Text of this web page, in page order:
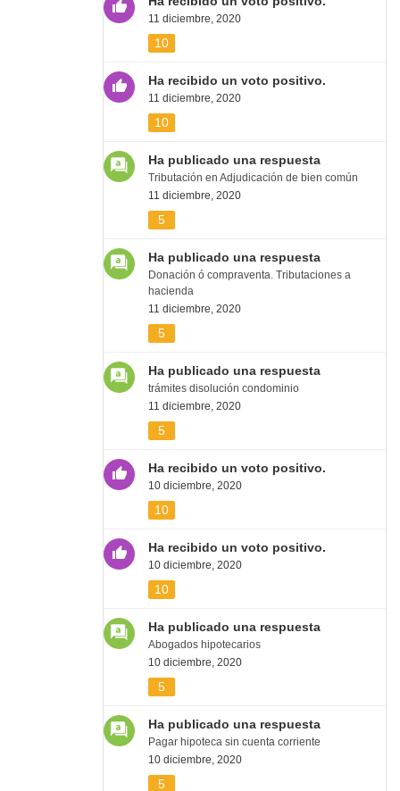
11 diciembre, 2020
10
Ha recibido un voto positivo.
11 diciembre, 2020
10
Ha publicado una respuesta
Tributación en Adjudicación de bien común
11 diciembre, 2020
5
Ha publicado una respuesta
Donación ó compraventa. Tributaciones a
hacienda
11 diciembre, 2020
5
Ha publicado una respuesta
trámites disolución condominio
11 diciembre, 2020
5
Ha recibido un voto positivo.
10 diciembre, 2020
10
Ha recibido un voto positivo.
10 diciembre, 2020
10
Ha publicado una respuesta
Abogados hipotecarios
10 diciembre, 2020
5
Ha publicado una respuesta
Pagar hipoteca sin cuenta corriente
10 diciembre, 2020
5